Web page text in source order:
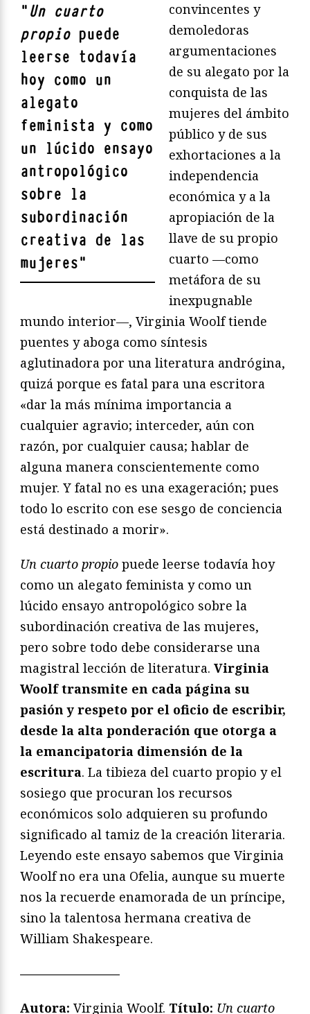
"Un cuarto
propiopuede
leerse todavía
hoy como un
alegato
feminista y como
un lúcido ensayo
antropológico
sobre la
subordinación
creativa de las
mujeres"
convincentes y
demoledoras
argumentaciones
de su alegato por la
conquista de las
mujeres del ámbito
público y de sus
exhortaciones a la
independencia
económica y a la
apropiación de la
llave de su propio
cuarto —como
metáfora de su
inexpugnable
mundo interior—, Virginia Woolf tiende
puentes y aboga como síntesis
aglutinadora por una literatura andrógina,
quizá porque es fatal para una escritora
«dar la más mínima importancia a
cualquier agravio; interceder, aún con
razón, por cualquier causa; hablar de
alguna manera conscientemente como
mujer. Y fatal no es una exageración; pues
todo lo escrito con ese sesgo de conciencia
está destinado a morir».
Un cuarto propio puede leerse todavía hoy
como un alegato feminista y como un
lúcido ensayo antropológico sobre la
subordinación creativa de las mujeres,
pero sobre todo debe considerarse una
magistral lección de literatura. Virginia
Woolf transmite en cada página su
pasión y respeto por el oficio de escribir,
desde la alta ponderación que otorga a
la emancipatoria dimensión de la
escritura. La tibieza del cuarto propio y el
sosiego que procuran los recursos
económicos solo adquieren su profundo
significado al tamiz de la creación literaria.
Leyendo este ensayo sabemos que Virginia
Woolf no era una Ofelia, aunque su muerte
nos la recuerde enamorada de un príncipe,
sino la talentosa hermana creativa de
William Shakespeare.
————————
Autora: Virginia Woolf. Título: Un cuarto